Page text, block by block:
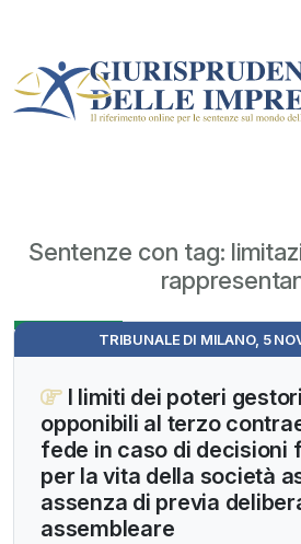
Sentenze con tag:
TRIBUNALE DI MILANO, 5
I limiti dei poteri
opponibili al terzo
fede in caso di decisioni
per la vita della società
assenza di previa
assembleare